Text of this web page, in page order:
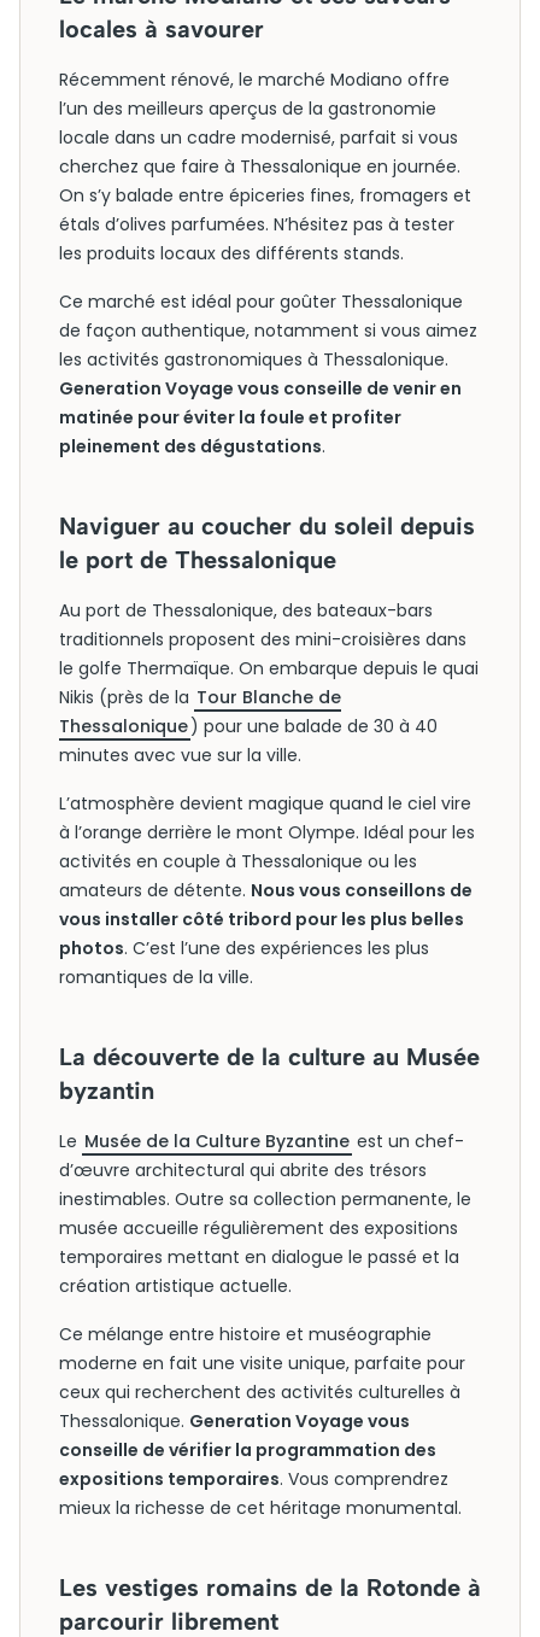
locales à savourer
Récemment rénové, le marché Modiano offre
l’un des meilleurs aperçus de la gastronomie
locale dans un cadre modernisé, parfait si vous
cherchez que faire à Thessalonique en journée.
On s’y balade entre épiceries fines, fromagers et
étals d’olives parfumées. N’hésitez pas à tester
les produits locaux des différents stands.
Ce marché est idéal pour goûter Thessalonique
de façon authentique, notamment si vous aimez
les activités gastronomiques à Thessalonique.
Generation Voyage vous conseille de venir en
matinée pour éviter la foule et profiter
pleinement des dégustations.
Naviguer au coucher du soleil depuis
le port de Thessalonique
Au port de Thessalonique, des bateaux-bars
traditionnels proposent des mini-croisières dans
le golfe Thermaïque. On embarque depuis le quai
Nikis (près de la Tour Blanche de
Thessalonique) pour une balade de 30 à 40
minutes avec vue sur la ville.
L’atmosphère devient magique quand le ciel vire
à l’orange derrière le mont Olympe. Idéal pour les
activités en couple à Thessalonique ou les
amateurs de détente. Nous vous conseillons de
vous installer côté tribord pour les plus belles
photos. C’est l’une des expériences les plus
romantiques de la ville.
La découverte de la culture au Musée
byzantin
Le Musée de la Culture Byzantine est un chef-
d’œuvre architectural qui abrite des trésors
inestimables. Outre sa collection permanente, le
musée accueille régulièrement des expositions
temporaires mettant en dialogue le passé et la
création artistique actuelle.
Ce mélange entre histoire et muséographie
moderne en fait une visite unique, parfaite pour
ceux qui recherchent des activités culturelles à
Thessalonique. Generation Voyage vous
conseille de vérifier la programmation des
expositions temporaires. Vous comprendrez
mieux la richesse de cet héritage monumental.
Les vestiges romains de la Rotonde à
parcourir librement